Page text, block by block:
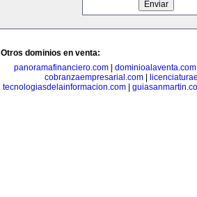
Otros dominios en venta:
panoramafinanciero.com
dominioalaventa.com
cobranzaempresarial.com
tecnologiasdelainformacion.com|